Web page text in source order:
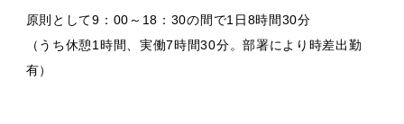
原則として9：00～18：30の間で1日8時間30分
（うち休憩1時間、実働7時間30分。部署により時差出勤
有）